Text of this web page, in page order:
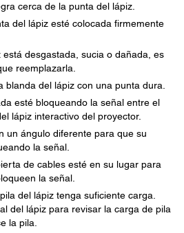
cerca de la punta del lápiz.
del lápiz esté colocada firmemente
está desgastada, sucia o dañada, es
reemplazarla.
blanda del lápiz con una punta dura.
esté bloqueando la señal entre el
lápiz interactivo del proyector.
un ángulo diferente para que su
la señal.
de cables esté en su lugar para
la señal.
del lápiz tenga suficiente carga.
del lápiz para revisar la carga de pila
la pila.